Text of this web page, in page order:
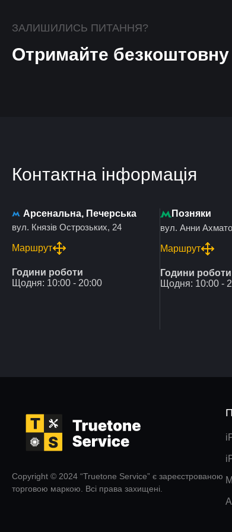
ЗАЛИШИЛИСЬ ПИТАННЯ?
Отримайте безкоштовну
Контактна інформація
Арсенальна, Печерська
вул. Князів Острозьких, 24
Маршрут
Години роботи
Щодня: 10:00 - 20:00
Позняки
вул. Анни
Маршрут
Години роботи
Щодня: 10:00 -
Copyright © 2024 “Truetone Service” є зареєстрованою
торговою маркою. Всі права захищені.